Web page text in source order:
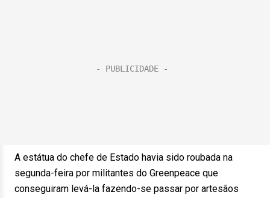
A estátua do chefe de Estado havia sido roubada na
segunda-feira por militantes do Greenpeace que
conseguiram levá-la fazendo-se passar por artesãos